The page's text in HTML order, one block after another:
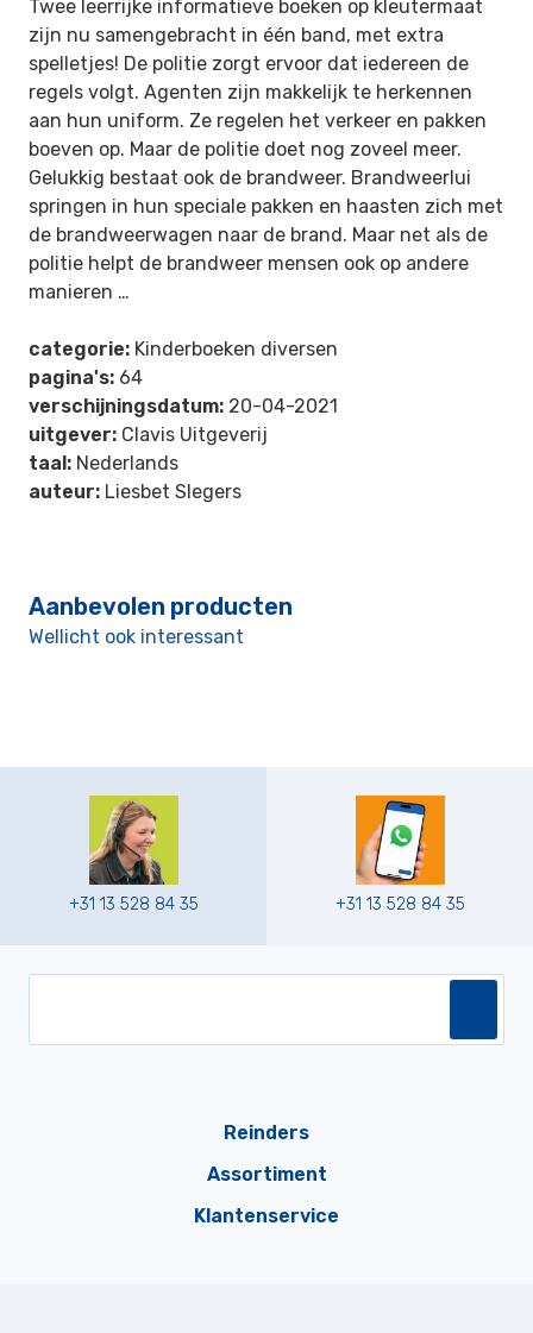
Twee leerrijke informatieve boeken op kleutermaat
zijn nu samengebracht in één band, met extra
spelletjes! De politie zorgt ervoor dat iedereen de
regels volgt. Agenten zijn makkelijk te herkennen
aan hun uniform. Ze regelen het verkeer en pakken
boeven op. Maar de politie doet nog zoveel meer.
Gelukkig bestaat ook de brandweer. Brandweerlui
springen in hun speciale pakken en haasten zich met
de brandweerwagen naar de brand. Maar net als de
politie helpt de brandweer mensen ook op andere
manieren …
categorie: Kinderboeken diversen
pagina's: 64
verschijningsdatum: 20-04-2021
uitgever: Clavis Uitgeverij
taal: Nederlands
auteur: Liesbet Slegers
Aanbevolen producten
Wellicht ook interessant
+31 13 528 84 35 +31 13 528 84 35
Reinders
Assortiment
Klantenservice